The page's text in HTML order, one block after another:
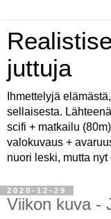
juttuja
Ihmettelyjä
sellaisesta.
scifi + matkailu
valokuvaus +
nuori leski, mutta
2020-12-29
Viikon kuva -